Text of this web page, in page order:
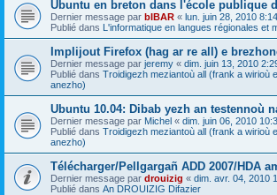
Ubuntu en breton dans l'école publique
Dernier message par bIBAR « lun. juin 28, 2010
Publié dans L'informatique en langues régionales et
Implijout Firefox (hag ar re all) e
Dernier message par jeremy « dim. juin 13, 2010
Publié dans Troidigezh meziantoù all (frank a wirioù
anezho)
Ubuntu 10.04: Dibab yezh an testennoù
Dernier message par Michel « dim. juin 06, 2010
Publié dans Troidigezh meziantoù all (frank a wirioù
anezho)
Télécharger/Pellgargañ ADD 2007/HDA
Dernier message par drouizig « dim. avr. 04, 2010
Publié dans An DROUIZIG Difazier